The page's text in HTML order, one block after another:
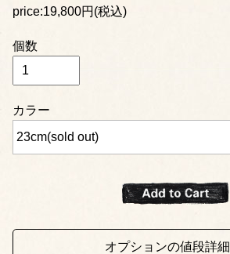
price:19,800円(税込)
個数
カラー
オプションの値段詳細